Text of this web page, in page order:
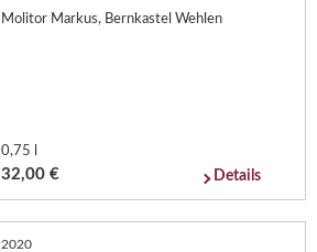
Molitor Markus, Bernkastel Wehlen
0,75 l
32,00 € Details
2020